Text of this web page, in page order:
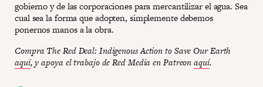
gobierno y de las corporaciones para mercantilizar el agua. Sea
cual sea la forma que adopten, simplemente debemos
ponernos manos a la obra.
Compra The Red Deal: Indigenous Action to Save Our Earth
aquí, y apoya el trabajo de Red Media en Patreonaquí.